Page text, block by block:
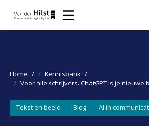
Home
Kennisbank
Voor alle schrijvers. ChatGPT is je nieuwe
Tekst en beeld Blog AI in